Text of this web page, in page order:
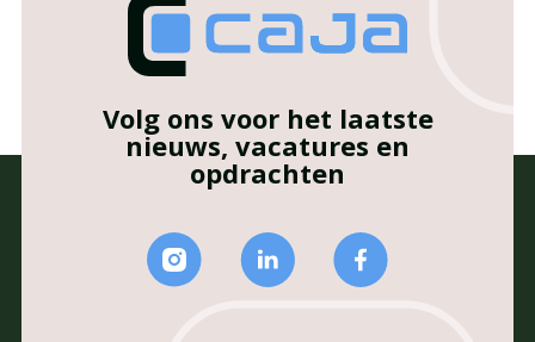
Volg ons voor het laatste
nieuws, vacatures en
opdrachten